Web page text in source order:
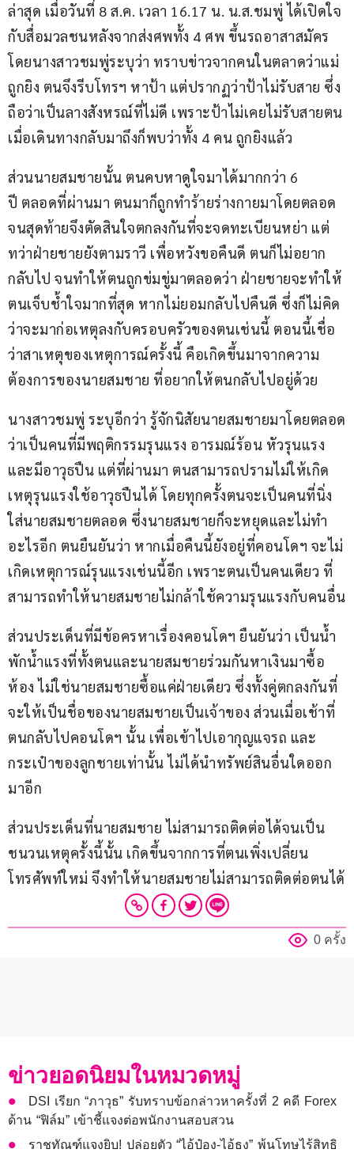
ล่าสุด เมื่อวันที่ 8 ส.ค. เวลา 16.17 น. น.ส.ชมพู่ ได้เปิดใจ
กับสื่อมวลชนหลังจากส่งศพทั้ง 4 ศพ ขึ้นรถอาสาสมัคร
โดยนางสาวชมพู่ระบุว่า ทราบข่าวจากคนในตลาดว่าแม่
ถูกยิง ตนจึงรีบโทรฯ หาป้า แต่ปรากฏว่าป้าไม่รับสาย ซึ่ง
ถือว่าเป็นลางสังหรณ์ที่ไม่ดี เพราะป้าไม่เคยไม่รับสายตน
เมื่อเดินทางกลับมาถึงก็พบว่าทั้ง 4 คน ถูกยิงแล้ว
ส่วนนายสมชายนั้น ตนคบหาดูใจมาได้มากกว่า 6
ปี ตลอดที่ผ่านมา ตนมาก็ถูกทำร้ายร่างกายมาโดยตลอด
จนสุดท้ายจึงตัดสินใจตกลงกันที่จะจดทะเบียนหย่า แต่
ทว่าฝ่ายชายยังตามราวี เพื่อหวังขอคืนดี ตนก็ไม่อยาก
กลับไป จนทำให้ตนถูกข่มขู่มาตลอดว่า ฝ่ายชายจะทำให้
ตนเจ็บช้ำใจมากที่สุด หากไม่ยอมกลับไปคืนดี ซึ่งก็ไม่คิด
ว่าจะมาก่อเหตุลงกับครอบครัวของตนเช่นนี้ ตอนนี้เชื่อ
ว่าสาเหตุของเหตุการณ์ครั้งนี้ คือเกิดขึ้นมาจากความ
ต้องการของนายสมชาย ที่อยากให้ตนกลับไปอยู่ด้วย
นางสาวชมพู่ ระบุอีกว่า รู้จักนิสัยนายสมชายมาโดยตลอด
ว่าเป็นคนที่มีพฤติกรรมรุนแรง อารมณ์ร้อน หัวรุนแรง
และมีอาวุธปืน แต่ที่ผ่านมา ตนสามารถปรามไม่ให้เกิด
เหตุรุนแรงใช้อาวุธปืนได้ โดยทุกครั้งตนจะเป็นคนที่นิ่ง
ใส่นายสมชายตลอด ซึ่งนายสมชายก็จะหยุดและไม่ทำ
อะไรอีก ตนยืนยันว่า หากเมื่อคืนนี้ยังอยู่ที่คอนโดฯ จะไม่
เกิดเหตุการณ์รุนแรงเช่นนี้อีก เพราะตนเป็นคนเดียว ที่
สามารถทำให้นายสมชายไม่กล้าใช้ความรุนแรงกับคนอื่น
ส่วนประเด็นที่มีข้อครหาเรื่องคอนโดฯ ยืนยันว่า เป็นน้ำ
พักน้ำแรงที่ทั้งตนและนายสมชายร่วมกันหาเงินมาซื้อ
ห้อง ไม่ใช่นายสมชายซื้อแค่ฝ่ายเดียว ซึ่งทั้งคู่ตกลงกันที่
จะให้เป็นชื่อของนายสมชายเป็นเจ้าของ ส่วนเมื่อเช้าที่
ตนกลับไปคอนโดฯ นั้น เพื่อเข้าไปเอากุญแจรถ และ
กระเป๋าของลูกชายเท่านั้น ไม่ได้นำทรัพย์สินอื่นใดออก
มาอีก
ส่วนประเด็นที่นายสมชาย ไม่สามารถติดต่อได้จนเป็น
ชนวนเหตุครั้งนี้นั้น เกิดขึ้นจากการที่ตนเพิ่งเปลี่ยน
โทรศัพท์ใหม่ จึงทำให้นายสมชายไม่สามารถติดต่อตนได้
0 ครั้ง
ข่าวยอดนิยมในหมวดหมู่
DSI เรียก “ภาวุธ” รับทราบข้อกล่าวหาครั้งที่ 2 คดี Forex
ด้าน “ฟิล์ม” เข้าชี้แจงต่อพนักงานสอบสวน
ราชทัณฑ์แจงยิบ! ปล่อยตัว “ไอ้ป๋อง-ไอ้ธง” พ้นโทษไร้สิทธิ